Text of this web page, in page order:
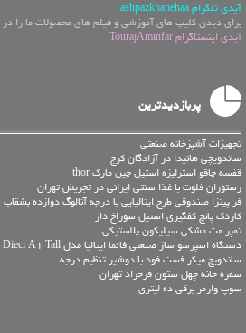
آیدی تلگرام ashpazkhanehaa
برای دیدن کلیپ های آموزشی و فیلم های محصولات ما را در
آیدی اینستاگرام TourajAminfar
پربازدیدترین
تجهیزات آشپزخانه صنعتی
ساندویچی هانیدا در آزادگان کرج
قفسه چاقو استرلیزه استیل چین مارک thor
رستوران فلوت با غذا سنتی ایرانی در تجریش تهران
فر پیتزا صندوقی طرح ایتالیایی با درجه آنالوگ دوازده بشقاب
کاردک پانچ کفگیری استیل سوراخ دار
تمپر مت مشکی سیلیکون پلاستیکی
دستگاه اسپرسو ساز صنعتی فائما ایتالیا مدل Dieci A1 Tall
ساندویچ میکر فست فود با دوشیر تنظیم درجه
سفره خانه چهل ستون فرحزاد تهران
سوپ وارمر برقی ده لیتری